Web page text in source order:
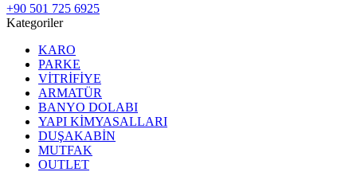
+90 501 725 6925
Kategoriler
KARO
PARKE
VİTRİFİYE
ARMATÜR
BANYO DOLABI
YAPI KİMYASALLARI
DUŞAKABİN
MUTFAK
OUTLET